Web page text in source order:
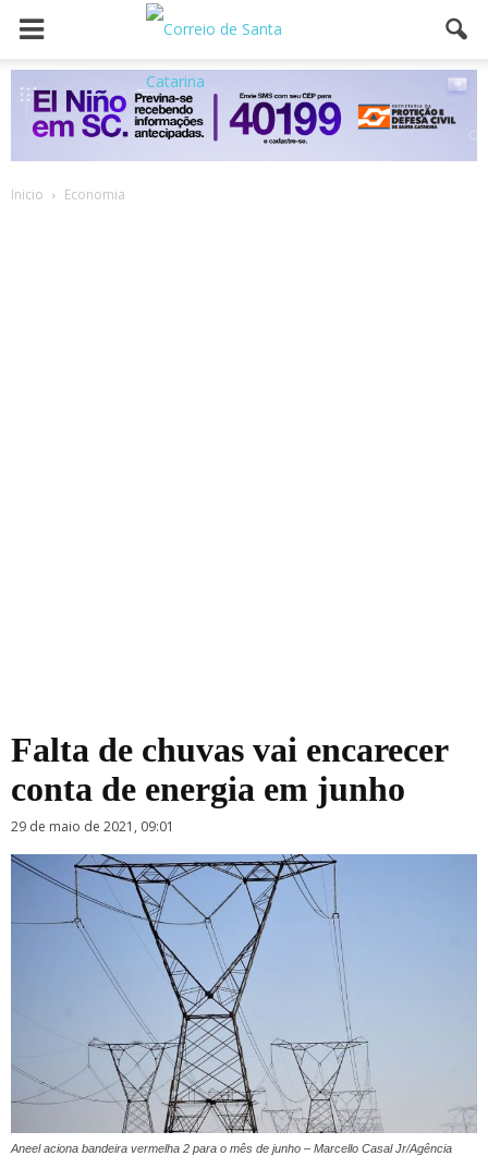
Inicio Economia
Falta de chuvas vai encarecer
conta de energia em junho
29 de maio de 2021, 09:01
Aneel aciona bandeira vermelha 2 para o mês de junho – Marcello Casal Jr/Agência